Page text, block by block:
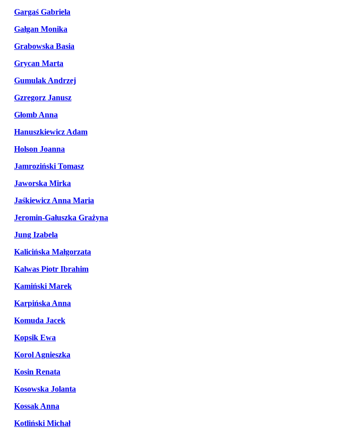
Gargaś Gabriela
Gałgan Monika
Grabowska Basia
Grycan Marta
Gumulak Andrzej
Gzregorz Janusz
Głomb Anna
Hanuszkiewicz Adam
Holson Joanna
Jamroziński Tomasz
Jaworska Mirka
Jaśkiewicz Anna Maria
Jeromin-Gałuszka Grażyna
Jung Izabela
Kalicińska Małgorzata
Kalwas Piotr Ibrahim
Kamiński Marek
Karpińska Anna
Komuda Jacek
Kopsik Ewa
Korol Agnieszka
Kosin Renata
Kosowska Jolanta
Kossak Anna
Kotliński Michał